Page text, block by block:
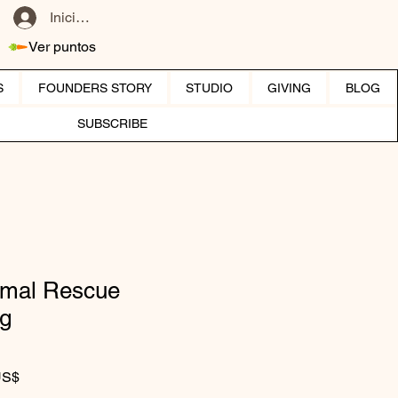
Iniciar sesión
Ver puntos
FOUNDERS STORY STUDIO GIVING BLOG
SUBSCRIBE
Rescue
Precio de oferta